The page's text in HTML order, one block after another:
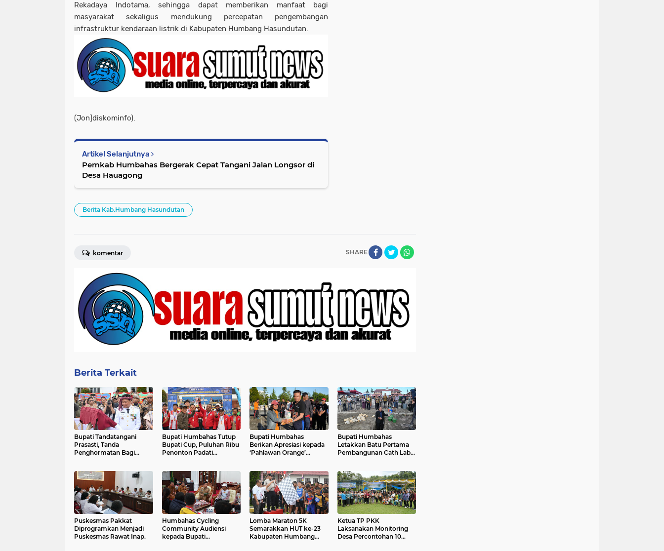
Rekadaya Indotama, sehingga dapat memberikan manfaat bagi
masyarakat sekaligus mendukung percepatan pengembangan
infrastruktur kendaraan listrik di Kabupaten Humbang Hasundutan.
(Jon]diskominfo).
Artikel Selanjutnya
Pemkab Humbahas Bergerak Cepat Tangani Jalan Longsor di
Desa Hauagong
Berita Kab.Humbang Hasundutan
SHARE
komentar
Berita Terkait
Bupati Tandatangani
Prasasti, Tanda
Penghormatan Bagi
Bupati Humbahas Tutup
Bupati Cup, Puluhan Ribu
Penonton Padati
Bupati Humbahas
Berikan Apresiasi kepada
‘Pahlawan Orange’
Humbahas
Bupati Humbahas
Letakkan Batu Pertama
Pembangunan Cath Lab
Puskesmas Pakkat
Diprogramkan Menjadi
Puskesmas Rawat Inap.
Humbahas Cycling
Community Audiensi
kepada Bupati
Lomba Maraton 5K
Semarakkan HUT ke-23
Kabupaten Humbang
Ketua TP PKK
Laksanakan Monitoring
Desa Percontohan 10